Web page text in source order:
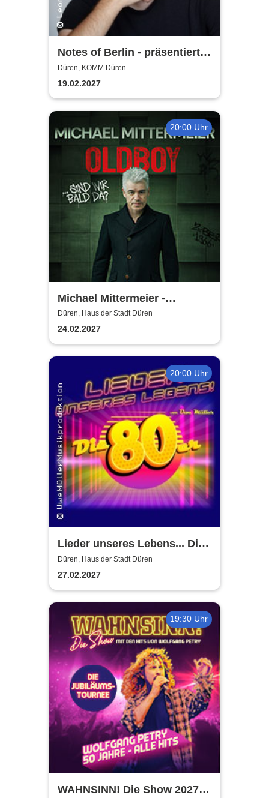
Notes of Berlin - präsentiert
von Joab Nist
Düren, KOMM Düren
19.02.2027
20:00 Uhr
Michael Mittermeier -
OLDBOY... sind wir bald da?
Düren, Haus der Stadt Düren
24.02.2027
20:00 Uhr
Lieder unseres Lebens... Die
80er
Düren, Haus der Stadt Düren
27.02.2027
19:30 Uhr
WAHNSINN! Die Show 2027 -